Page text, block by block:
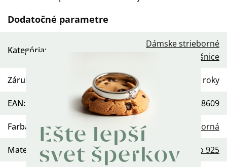
Ešte lepší
svet šperkov
Dodatočné parametre
Kategória:
Dámske strieborné
náušnice
Záruka 2 roky
EAN: 568754458609
Farba Strieborná
Materiál : Striebro 925